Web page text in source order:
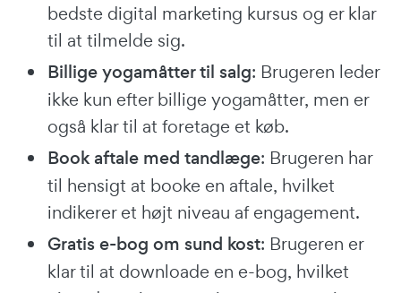
bedste digital marketing kursus og er klar
til at tilmelde sig.
Billige yogamåtter til salg: Brugeren leder
ikke kun efter billige yogamåtter, men er
også klar til at foretage et køb.
Book aftale med tandlæge: Brugeren har
til hensigt at booke en aftale, hvilket
indikerer et højt niveau af engagement.
Gratis e-bog om sund kost: Brugeren er
klar til at downloade en e-bog, hvilket